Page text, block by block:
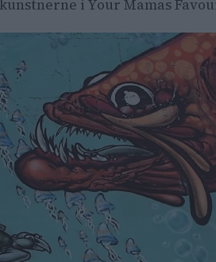
i Your Mamas